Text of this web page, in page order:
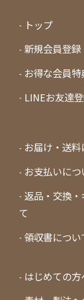
トップ
新規会員登録
お得な会員特
LINEお友達
お届け・送料
お支払いにつ
返品・交換
て
領収書につい
はじめての方